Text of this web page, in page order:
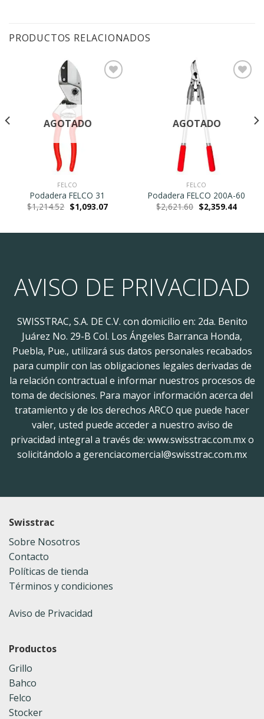
PRODUCTOS RELACIONADOS
AGOTADO
FELCO
Podadera FELCO 31
$1,214.52 Original
price
$1,093.07Current
AGOTADO
FELCO
Podadera FELCO 200A-60
$2,621.60 Original
price
$2,359.44Current
price
AVISO DE PRIVACIDAD
SWISSTRAC, S.A. DE C.V. con domicilio en: 2da. Benito
Juárez No. 29-B Col. Los Ángeles Barranca Honda,
Puebla, Pue., utilizará sus datos personales recabados
para cumplir con las obligaciones legales derivadas de
la relación contractual e informar nuestros procesos de
toma de decisiones. Para mayor información acerca del
tratamiento y de los derechos ARCO que puede hacer
valer, usted puede acceder a nuestro aviso de
privacidad integral a través de: www.swisstrac.com.mx o
solicitándolo a gerenciacomercial@swisstrac.com.mx
Swisstrac
Sobre Nosotros
Contacto
Políticas de tienda
Términos y condiciones
Aviso de Privacidad
Productos
Grillo
Bahco
Felco
Stocker